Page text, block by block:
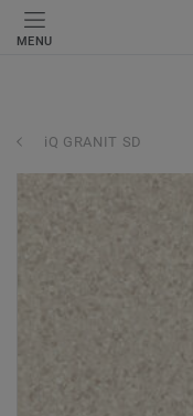
MENU
iQ GRANIT SD